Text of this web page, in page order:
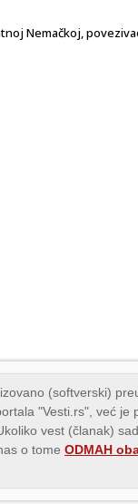
Nemačkoj,
(softverski)
"Vesti.rs", već
Ukoliko vest (članak)
o tome ODMAH